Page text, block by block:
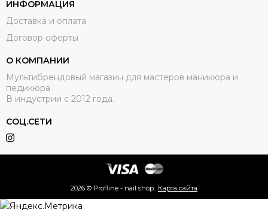
ИНФОРМАЦИЯ
Доставка и оплата
Договор оферты
О КОМПАНИИ
Мультибрендовый магазин для мастеров маникюра и
педикюра.
В индустрии с 2012 года.
СОЦ.СЕТИ
2026 © Profline - nail shop.. Карта сайта